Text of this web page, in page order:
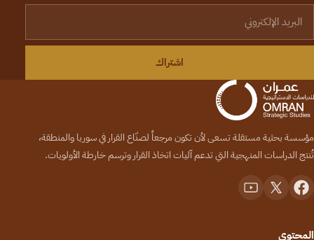
اشتراك
مؤسسة بحثية مستقلة تسعى لأن تكون مرجعاً لصنّاع القرار في سوريا والمنطقة،
تُنتج الدراسات المنهجية التي تدعم آليات اتخاذ القرار وترسم خارطة الأولويات.
المحتوى